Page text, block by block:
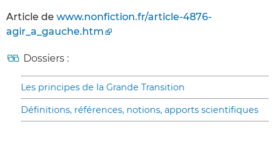
Article de www.nonfiction.fr/article-4876-
agir_a_gauche.htm
Dossiers :
Les principes de la Grande Transition
Définitions, références, notions, apports scientifiques